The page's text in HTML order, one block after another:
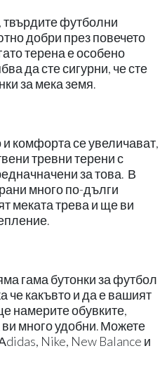
твърдите футболни
добри през повечето
терена е особено
да сте сигурни, че сте
за мека земя.
комфорта се увеличават,
тревни терени с
за това. В
много по-дълги
меката трева и ще ви
гама бутонки за футбол
че какъвто и да е вашият
намерите обувките,
много удобни. Можете
Nike, New Balance и